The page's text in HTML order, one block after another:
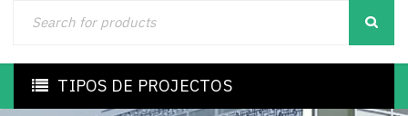
TIPOS DE PROJECTOS